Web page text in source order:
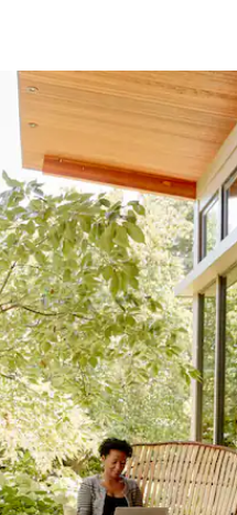
veya dokunarak ya da